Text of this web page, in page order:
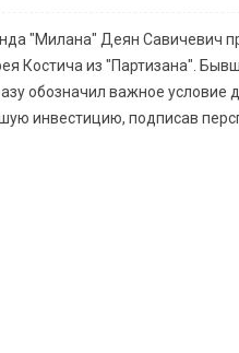
"Милана" Деян Савичевич
Костича из "Партизана".
обозначил важное условие
инвестицию, подписав